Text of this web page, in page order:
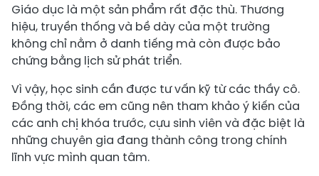
Giáo dục là một sản phẩm rất đặc thù. Thương
hiệu, truyền thống và bề dày của một trường
không chỉ nằm ở danh tiếng mà còn được bảo
chứng bằng lịch sử phát triển.
Vì vậy, học sinh cần được tư vấn kỹ từ các thầy cô.
Đồng thời, các em cũng nên tham khảo ý kiến của
các anh chị khóa trước, cựu sinh viên và đặc biệt là
những chuyên gia đang thành công trong chính
lĩnh vực mình quan tâm.